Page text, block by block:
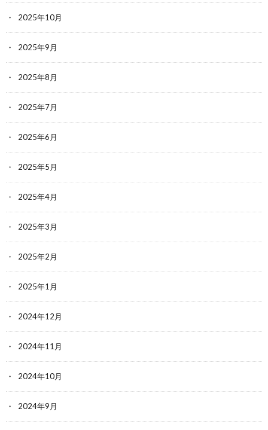
2025年10月
2025年9月
2025年8月
2025年7月
2025年6月
2025年5月
2025年4月
2025年3月
2025年2月
2025年1月
2024年12月
2024年11月
2024年10月
2024年9月